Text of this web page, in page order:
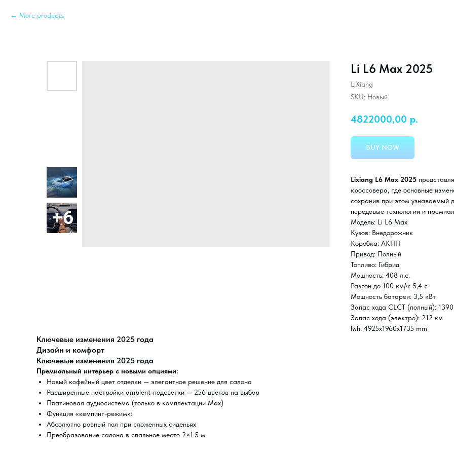
More products
Li L6 Max 2025
LiXiang
SKU: Новый
4822000,00 р.
BUY NOW
Lixiang L6 Max 2025
кроссовера, где основные
сохранив при этом узнаваемый
передовые технологии и
Модель: Li L6 Max
Кузов: Внедорожник
Коробка: АКПП
Привод: Полный
Топливо: Гибрид
Мощность: 408 л.с.
Разгон до 100 км/ч: 5,4 с
Мощность батареи: 3,5 кВт
Запас хода CLCT (полный):
Запас хода (электро): 212 км
lwh: 4925x1960x1735 mm
Ключевые изменения 2025 года
Дизайн и комфорт
Ключевые изменения 2025 года
Премиальный интерьер с новыми опциями:
Новый кофейный цвет отделки — элегантное решение для салона
Расширенные настройки ambient-подсветки — 256 цветов на выбор
Платиновая аудиосистема (только в комплектации Max)
Функция «кемпинг-режим»:
Абсолютно ровный пол при сложенных сиденьях
Преобразование салона в спальное место 2×1.5 м